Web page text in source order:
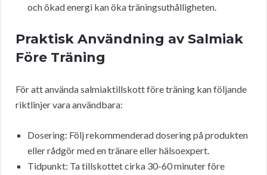
och ökad energi kan öka träningsuthålligheten.
Praktisk Användning av Salmiak
Före Träning
För att använda salmiaktillskott före träning kan följande
riktlinjer vara användbara:
Dosering: Följ rekommenderad dosering på produkten
eller rådgör med en tränare eller hälsoexpert.
Tidpunkt: Ta tillskottet cirka 30-60 minuter före